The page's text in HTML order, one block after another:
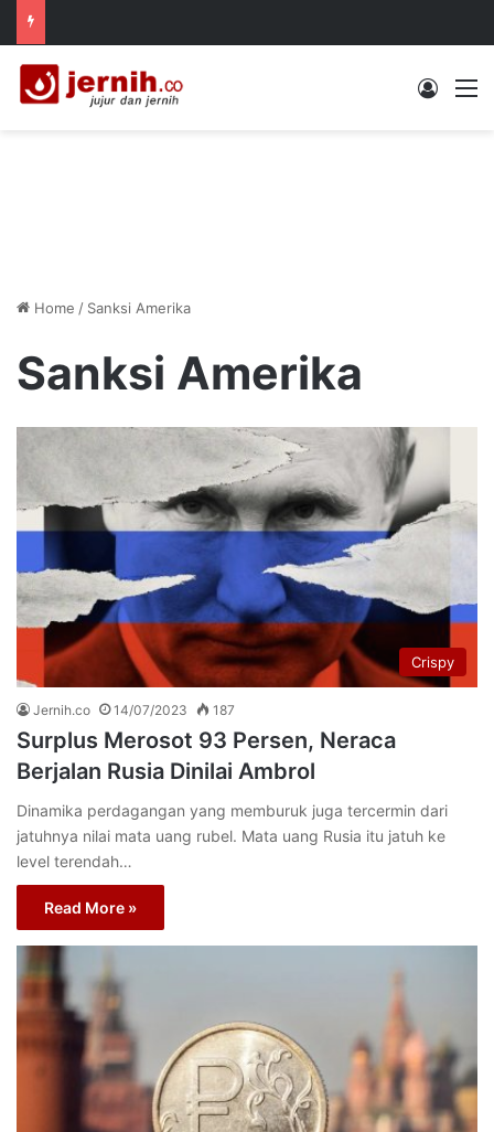
Log In
Home / Sanksi Amerika
Sanksi Amerika
Crispy
Jernih.co 14/07/2023 187
Surplus Merosot 93 Persen, Neraca
Berjalan Rusia Dinilai Ambrol
Dinamika perdagangan yang memburuk juga tercermin dari
jatuhnya nilai mata uang rubel. Mata uang Rusia itu jatuh ke
level terendah…
Read More »